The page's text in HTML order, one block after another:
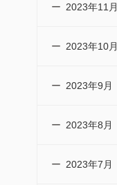
2023年11月
2023年10月
2023年9月
2023年8月
2023年7月